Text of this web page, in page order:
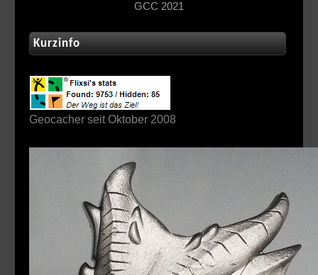
GCC 2021
Kurzinfo
Geocacher seit Oktober 2008